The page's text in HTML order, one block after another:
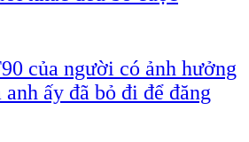
của người có ảnh hưởng
ấy đã bỏ đi để đăng